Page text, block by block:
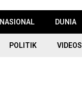
NASIONAL DUNIA
POLITIK VIDEOS